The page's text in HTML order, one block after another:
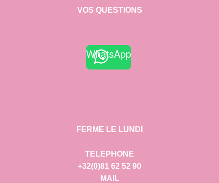
VOS QUESTIONS
WhatsApp
FERME LE LUNDI
TELEPHONE
+32(0)81 62 52 90
MAIL